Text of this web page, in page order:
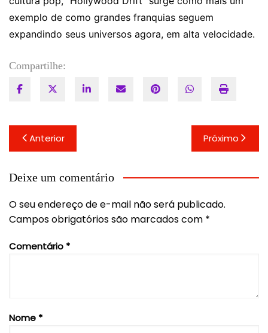
exemplo de como grandes franquias seguem
expandindo seus universos agora, em alta velocidade.
Compartilhe:
Navegação
de
Post
Anterior Próximo
Deixe um comentário
O seu endereço de e-mail não será publicado.
Campos obrigatórios são marcados com *
Comentário *
Nome *